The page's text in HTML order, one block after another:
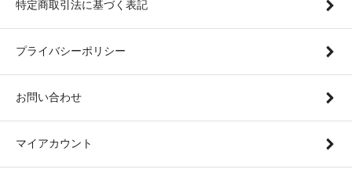
特定商取引法に基づく表記
プライバシーポリシー
お問い合わせ
マイアカウント